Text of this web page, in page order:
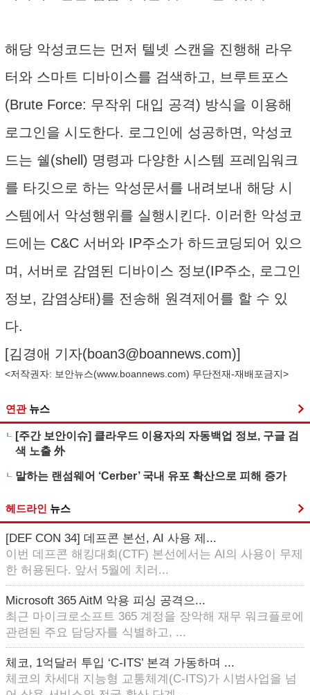
해당 악성코드는 먼저 텔넷 스캔을 진행해 라우
터와 스마트 디바이스를 검색하고, 브루트포스
(Brute Force: 무작위 대입 공격) 방식을 이용해
로그인을 시도한다. 로그인에 성공하면, 악성코
드는 쉘(shell) 명령과 다양한 시스템 프레임워크
를 타깃으로 하는 악성문서를 내려보내 해당 시
스템에서 악성행위를 실행시킨다. 이러한 악성코
드에는 C&C 서버와 IP주소가 하드코딩되어 있으
며, 서버로 감염된 디바이스 정보(IP주소, 로그인
정보, 감염상태)를 전송해 원격제어를 할 수 있
다.
[김경애 기자(boan3@boannews.com)]
<저작권자: 보안뉴스(www.boannews.com) 무단전재-재배포금지>
연관 뉴스
[주간 보안이슈] 클라우드 이용자의 자동백업 정보, 구글 검
색 노출 外
말하는 랜섬웨어 ‘Cerber’ 국내 유포 확산으로 피해 증가
헤드라인 뉴스
[DEF CON 34] 데프콘 본선, AI 사용 제...
이번 데프콘 해킹대회(CTF) 본선에서는 AI의 사용이 무제
한 허용된다. 앞서 5월에 치러...
Microsoft 365 AitM 악용 피싱 공격으...
최근 마이크로소프트 365 계정을 장악해 재무 워크플로에
관련된 주요 담당자를 식별하고, ...
체코, 1억달러 투입 ‘C-ITS’ 본격 가동하며 ...
체코의 차세대 지능형 교통체계(C-ITS)가 시범사업을 넘